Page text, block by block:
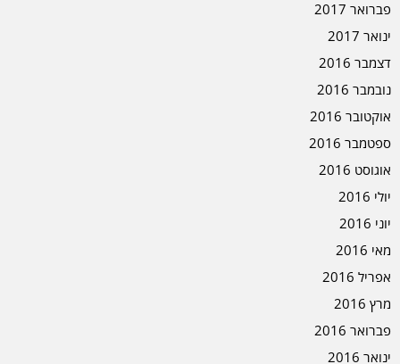
פברואר 2017
ינואר 2017
דצמבר 2016
נובמבר 2016
אוקטובר 2016
ספטמבר 2016
אוגוסט 2016
יולי 2016
יוני 2016
מאי 2016
אפריל 2016
מרץ 2016
פברואר 2016
ינואר 2016